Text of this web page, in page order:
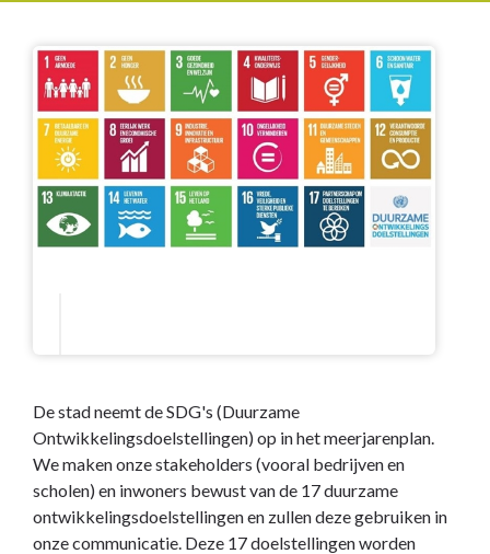
De stad neemt de SDG's (Duurzame
Ontwikkelingsdoelstellingen) op in het meerjarenplan.
We maken onze stakeholders (vooral bedrijven en
scholen) en inwoners bewust van de 17 duurzame
ontwikkelingsdoelstellingen en zullen deze gebruiken in
onze communicatie. Deze 17 doelstellingen worden